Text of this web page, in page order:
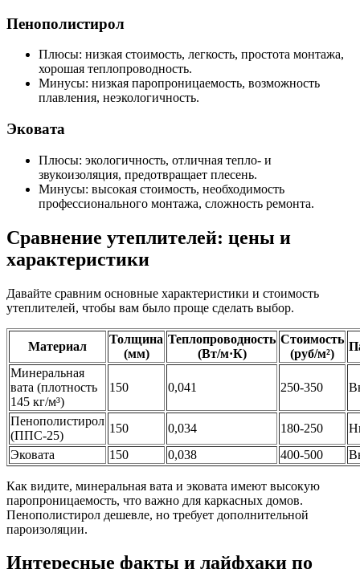
Пенополистирол
Плюсы: низкая стоимость, легкость, простота монтажа,
хорошая теплопроводность.
Минусы: низкая паропроницаемость, возможность
плавления, неэкологичность.
Эковата
Плюсы: экологичность, отличная тепло- и
звукоизоляция, предотвращает плесень.
Минусы: высокая стоимость, необходимость
профессионального монтажа, сложность ремонта.
Сравнение утеплителей: цены и
характеристики
Давайте сравним основные характеристики и стоимость
утеплителей, чтобы вам было проще сделать выбор.
Материал
Толщина
(мм)
Теплопроводность
(Вт/м·К)
Стоимость
(руб/м²)
Минеральная
вата (плотность
145 кг/м³)
150 0,041 250-350
Пенополистирол
(ППС-25)
150 0,034 180-250
Эковата
150 0,038 400-500
Как видите, минеральная вата и эковата имеют высокую
паропроницаемость, что важно для каркасных домов.
Пенополистирол дешевле, но требует дополнительной
пароизоляции.
Интересные факты и лайфхаки по